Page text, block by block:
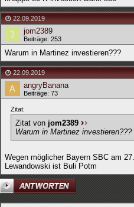
22.09.2019
jom2389
Beiträge: 253
Warum in Martinez investieren???
22.09.2019
angryBanana
Beiträge: 73
Zitat:
Zitat von jom2389
Warum in Martinez investieren???
Wegen möglicher Bayern SBC am
Lewandowski ist Buli Potm